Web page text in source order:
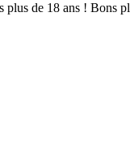
de 18 ans ! Bons